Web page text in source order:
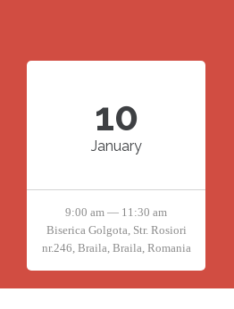
10
January
9:00 am — 11:30 am
Biserica Golgota, Str. Rosiori
nr.246, Braila, Braila, Romania